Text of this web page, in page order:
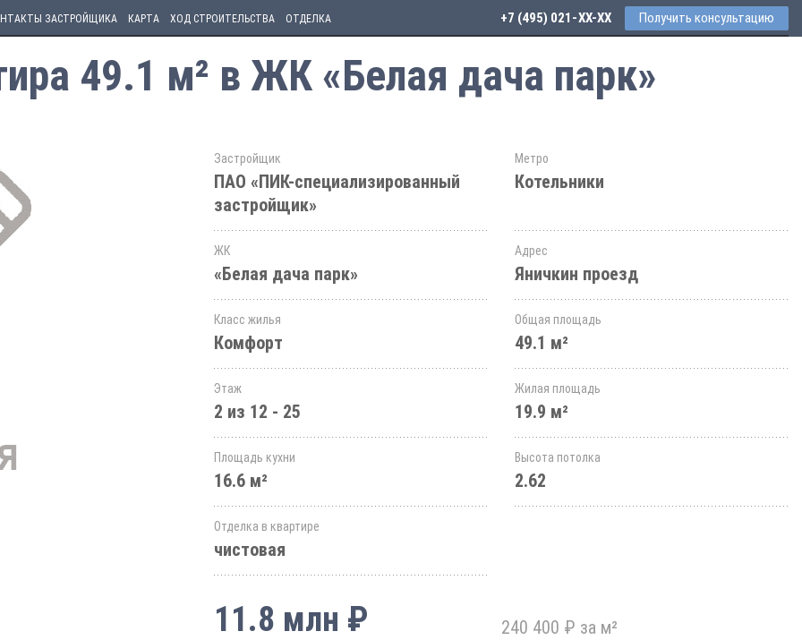
ЗАСТРОЙЩИКА КАРТА ХОД СТРОИТЕЛЬСТВА ОТДЕЛКА +7 (495) 021-41-76 Получить консультацию
49.1 м² в ЖК «Белая дача парк»
Застройщик
ПАО «ПИК-специализированный
застройщик»
Метро
Котельники
ЖК
«Белая дача парк»
Адрес
Яничкин проезд
Класс жилья
Комфорт
Общая площадь
49.1 м²
Этаж
2 из 12 - 25
Жилая площадь
19.9 м²
Площадь кухни
16.6 м²
Высота потолка
2.62
Отделка в квартире
чистовая
11.8 млн ₽ 240 400 ₽ за м²